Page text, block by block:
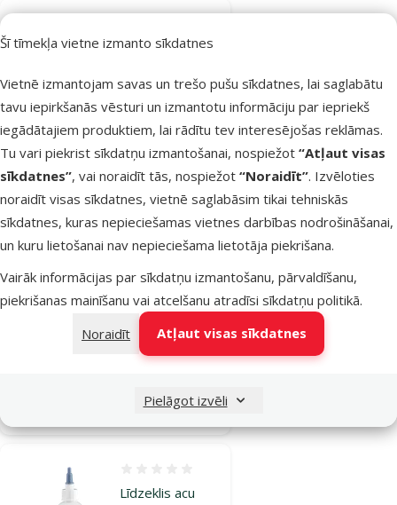
Šī tīmekļa vietne izmanto sīkdatnes
Vietnē izmantojam savas un trešo pušu sīkdatnes, lai saglabātu
tavu iepirkšanās vēsturi un izmantotu informāciju par iepriekš
iegādātajiem produktiem, lai rādītu tev interesējošas reklāmas.
Tu vari piekrist sīkdatņu izmantošanai, nospiežot “Atļaut visas
sīkdatnes”, vai noraidīt tās, nospiežot “Noraidīt”. Izvēloties
noraidīt visas sīkdatnes, vietnē saglabāsim tikai tehniskās
sīkdatnes, kuras nepieciešamas vietnes darbības nodrošināšanai,
un kuru lietošanai nav nepieciešama lietotāja piekrišana.
Vairāk informācijas par sīkdatņu izmantošanu, pārvaldīšanu,
piekrišanas mainīšanu vai atcelšanu atradīsi sīkdatņu politikā.
Noraidīt
Atļaut visas sīkdatnes
Pielāgot izvēli
Šķēres nagiem
Scissors, 12 cm
Cena
8,99 €
Noliktavā Pievienot grozam
Šķēres nagiem
– Trixie Claw
Scissors, 8 cm
Atsauksmes 0%
Cena
4,99 €
Pievienot grozam
Līdzeklis acu